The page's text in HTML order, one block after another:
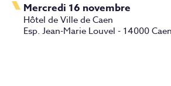
Mercredi 16 novembre
Hôtel de Ville de Caen
Esp. Jean-Marie Louvel - 14000 Caen